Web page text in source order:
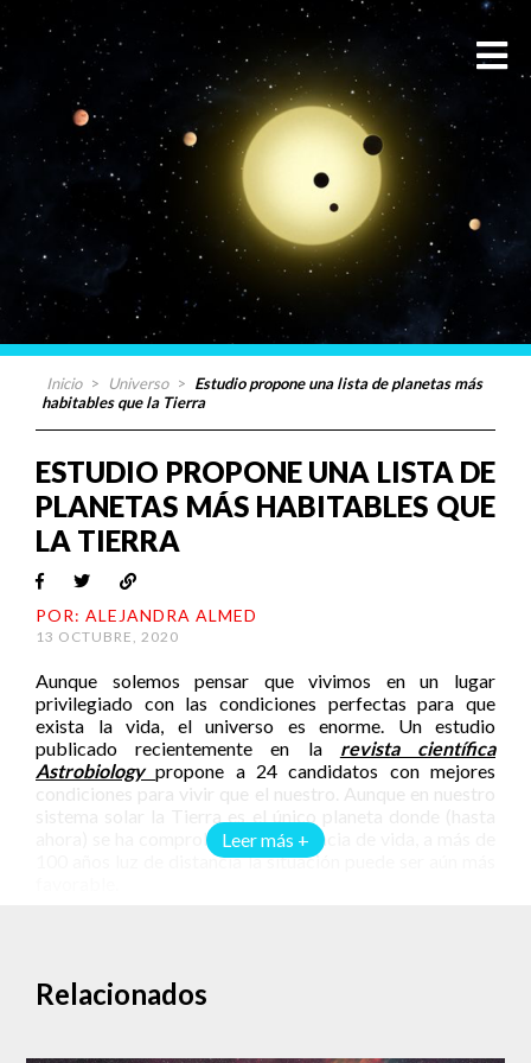
Inicio > Universo > Estudio propone una lista de planetas más
habitables que la Tierra
Leer más +
ESTUDIO PROPONE UNA LISTA DE
PLANETAS MÁS HABITABLES QUE
LA TIERRA
POR: ALEJANDRA ALMED
13 OCTUBRE, 2020
Aunque solemos pensar que vivimos en un lugar
privilegiado con las condiciones perfectas para que
exista la vida, el universo es enorme. Un estudio
publicado recientemente en la revista científica
Astrobiologypropone a 24 candidatos con mejores
condiciones para vivir que el nuestro. Aunque en nuestro
ahora) se ha comprobado la existencia de vida, a más de
100 años luz de distancia la situación puede ser aún más
cada vez más los exoplanetas que se han encontrado. Los
avances en observación astronómica permiten que cada
universo. Por ahora, la búsqueda de exoplanetas se ha
Relacionados